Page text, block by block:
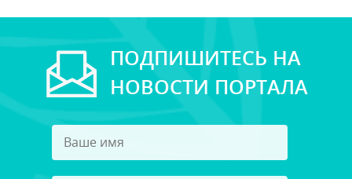
ПОДПИШИТЕСЬ НА
НОВОСТИ ПОРТАЛА